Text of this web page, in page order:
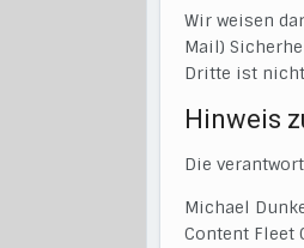
Wir weisen
Mail)
Dritte ist
Hinweis
Die
Michael
Content Fleet